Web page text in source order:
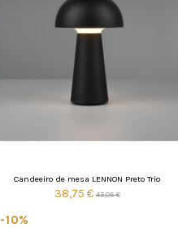
Candeeiro de mesa LENNON Preto Trio
38,75 € 43,05 €
-10%